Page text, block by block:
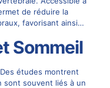
de réduire la
favorisant ainsi…
Sommeil
études montrent
sont souvent liés à un